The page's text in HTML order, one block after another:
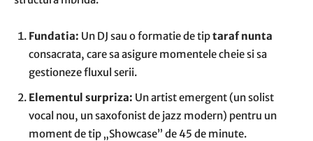
Fundatia: Un DJ sau o formatie de tiptaraf nunta
consacrata, care sa asigure momentele cheie si sa
gestioneze fluxul serii.
Elementul surpriza: Un artist emergent (un solist
vocal nou, un saxofonist de jazz modern) pentru un
moment de tip „Showcase” de 45 de minute.